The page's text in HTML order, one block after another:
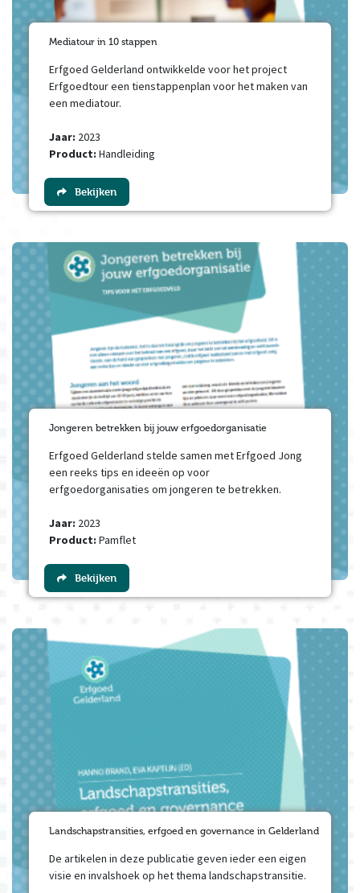
Mediatour in 10 stappen
Erfgoed Gelderland ontwikkelde voor het project
Erfgoedtour een tienstappenplan voor het maken van
een mediatour.
Jaar: 2023
Product: Handleiding
Bekijken
Jongeren betrekken bij jouw erfgoedorganisatie
Erfgoed Gelderland stelde samen met Erfgoed Jong
een reeks tips en ideeën op voor
erfgoedorganisaties om jongeren te betrekken.
Jaar: 2023
Product: Pamflet
Bekijken
Landschapstransities, erfgoed en governance in Gelderland
De artikelen in deze publicatie geven ieder een eigen
visie en invalshoek op het thema landschapstransitie.